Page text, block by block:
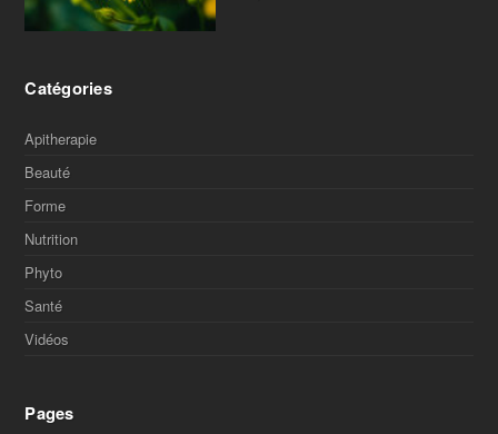
Catégories
Apitherapie
Beauté
Forme
Nutrition
Phyto
Santé
Vidéos
Pages